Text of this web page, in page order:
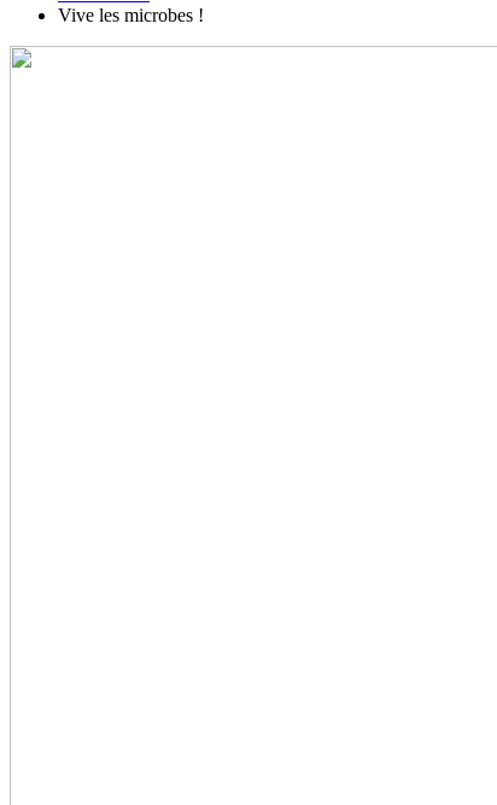
Vive les microbes !